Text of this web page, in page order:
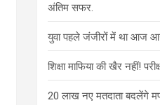
अंतिम सफर.
युवा पहले जंजीरों में था आज
शिक्षा माफिया की खैर नहीं!
20 लाख नए मतदाता बदलेंगे